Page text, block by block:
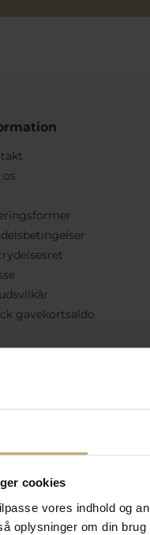
cookies
vores indhold og
oplysninger om din
gavekortsaldo